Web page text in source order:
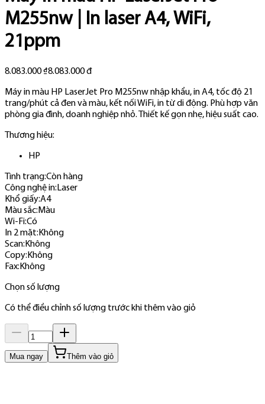
M255nw | In laser A4, WiFi,
21ppm
8.083.000 ₫8.083.000 đ
Máy in màu HP LaserJet Pro M255nw nhập khẩu, in A4, tốc độ 21
trang/phút cả đen và màu, kết nối WiFi, in từ di động. Phù hợp văn
phòng gia đình, doanh nghiệp nhỏ. Thiết kế gọn nhẹ, hiệu suất cao.
Thương hiệu:
HP
Tình trạng:Còn hàng
Công nghệ in: Laser
Khổ giấy:A4
Màu sắc: Màu
Wi-Fi:Có
In 2 mặt: Không
Scan: Không
Copy: Không
Fax: Không
Chọn số lượng
Có thể điều chỉnh số lượng trước khi thêm vào giỏ
Mua ngay Thêm vào giỏ